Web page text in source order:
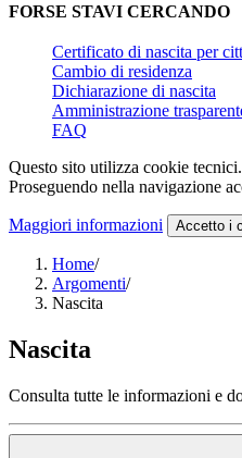
FORSE STAVI CERCANDO
Certificato di nascita per
Cambio di residenza
Dichiarazione di nascita
Amministrazione
FAQ
Questo sito utilizza cookie tecnici.
Proseguendo nella navigazione
Maggiori informazioni Accetto i
Home/
Argomenti/
Nascita
Nascita
Consulta tutte le informazioni e